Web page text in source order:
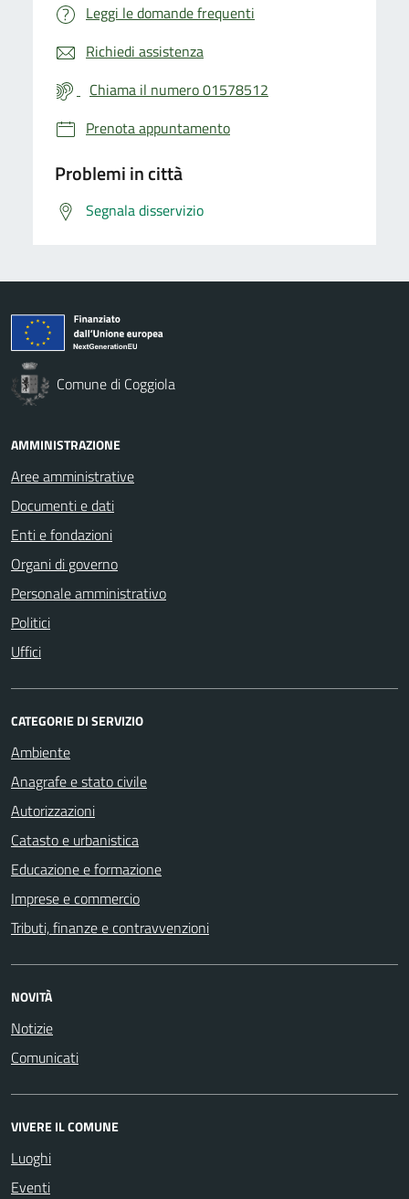
Leggi le domande frequenti
Richiedi assistenza
Chiama il numero 01578512
Prenota appuntamento
Problemi in città
Segnala disservizio
Comune di Coggiola
AMMINISTRAZIONE
Aree amministrative
Documenti e dati
Enti e fondazioni
Organi di governo
Personale amministrativo
Politici
Uffici
CATEGORIE DI SERVIZIO
Ambiente
Anagrafe e stato civile
Autorizzazioni
Catasto e urbanistica
Educazione e formazione
Imprese e commercio
Tributi, finanze e contravvenzioni
NOVITÀ
Notizie
Comunicati
VIVERE IL COMUNE
Luoghi
Eventi